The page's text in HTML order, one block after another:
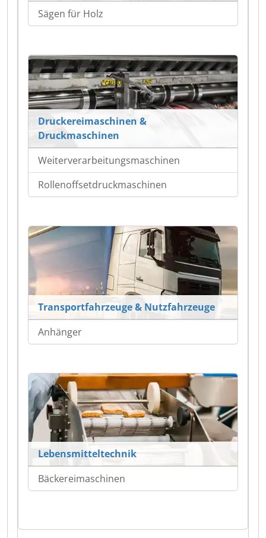
Sägen für Holz
Druckereimaschinen &
Druckmaschinen
Weiterverarbeitungsmaschinen
Rollenoffsetdruckmaschinen
Transportfahrzeuge & Nutzfahrzeuge
Anhänger
Lebensmitteltechnik
Bäckereimaschinen